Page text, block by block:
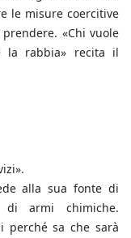
le misure coercitive
«Chi vuole
la rabbia» recita il
alla sua fonte di
armi chimiche.
perché sa che sarà